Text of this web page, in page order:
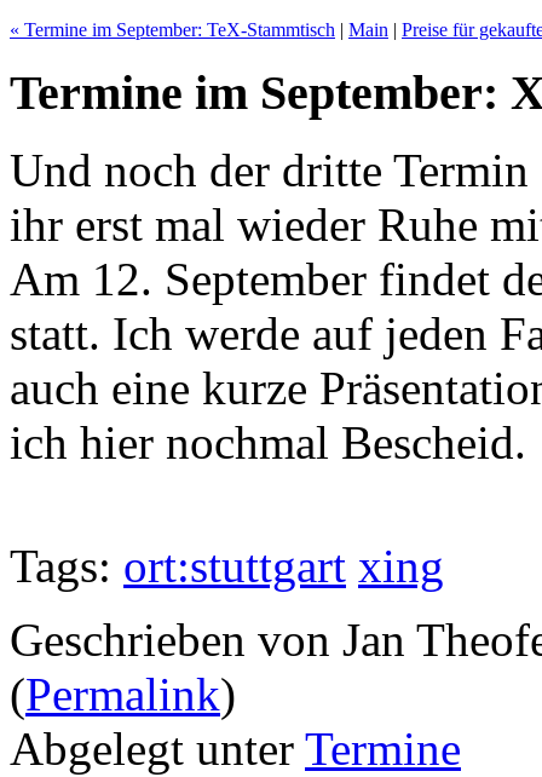
« Termine im September: TeX-Stammtisch | Main | Preise für
Termine im September:
Und noch der dritte
ihr erst mal wieder Ruhe
Am 12. September findet
statt. Ich werde auf jeden
auch eine kurze
ich hier nochmal Bescheid.
Tags: ort:stuttgart xing
Geschrieben von Jan
(Permalink)
Abgelegt unter Termine